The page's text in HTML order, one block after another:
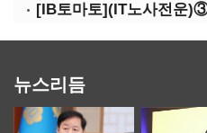
뉴스리듬